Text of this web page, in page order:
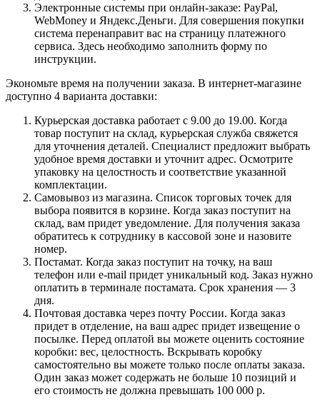
Электронные системы при онлайн-заказе: PayPal,
WebMoney и Яндекс.Деньги. Для совершения покупки
система перенаправит вас на страницу платежного
сервиса. Здесь необходимо заполнить форму по
инструкции.
Экономьте время на получении заказа. В интернет-магазине
доступно 4 варианта доставки:
Курьерская доставка работает с 9.00 до 19.00. Когда
товар поступит на склад, курьерская служба свяжется
для уточнения деталей. Специалист предложит выбрать
удобное время доставки и уточнит адрес. Осмотрите
упаковку на целостность и соответствие указанной
комплектации.
Самовывоз из магазина. Список торговых точек для
выбора появится в корзине. Когда заказ поступит на
склад, вам придет уведомление. Для получения заказа
обратитесь к сотруднику в кассовой зоне и назовите
номер.
Постамат. Когда заказ поступит на точку, на ваш
телефон или e-mail придет уникальный код. Заказ нужно
оплатить в терминале постамата. Срок хранения — 3
дня.
Почтовая доставка через почту России. Когда заказ
придет в отделение, на ваш адрес придет извещение о
посылке. Перед оплатой вы можете оценить состояние
коробки: вес, целостность. Вскрывать коробку
самостоятельно вы можете только после оплаты заказа.
Один заказ может содержать не больше 10 позиций и
его стоимость не должна превышать 100 000 р.